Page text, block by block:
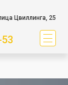
Цвиллинга, 25